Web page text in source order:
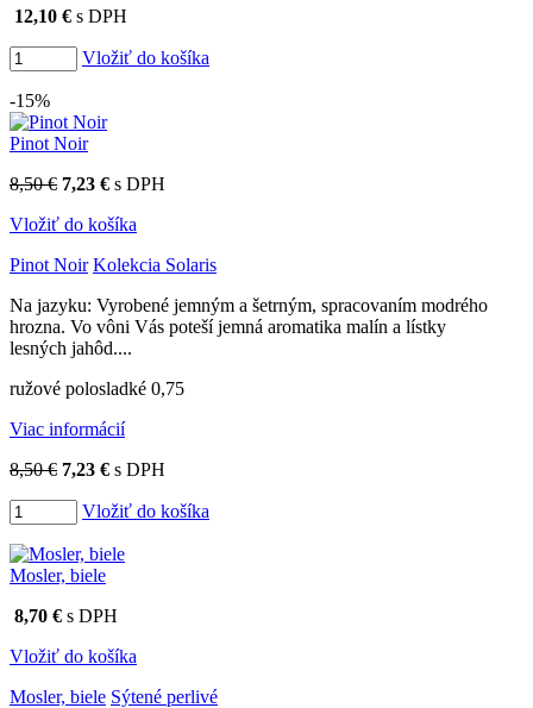
12,10 € s DPH
Vložiť do košíka
-15%
Pinot Noir
8,50 € 7,23 € s DPH
Vložiť do košíka
Pinot Noir Kolekcia Solaris
Na jazyku: Vyrobené jemným a šetrným, spracovaním modrého
hrozna. Vo vôni Vás poteší jemná aromatika malín a lístky
lesných jahôd....
ružové polosladké 0,75
Viac informácií
8,50 € 7,23 € s DPH
Vložiť do košíka
Mosler, biele
8,70 € s DPH
Vložiť do košíka
Mosler, biele Sýtené perlivé